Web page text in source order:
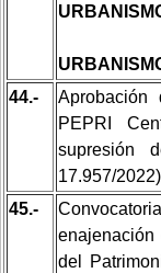
44.-
PEPRI
supresión
17.957/2022)
45.-
del